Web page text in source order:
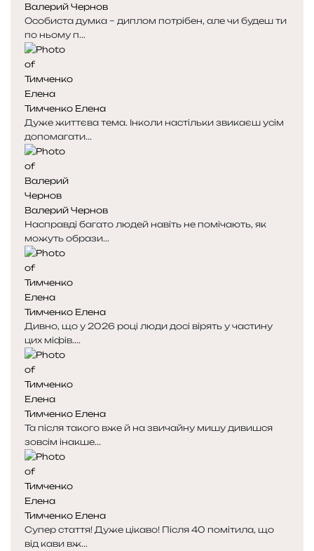
а
а
Валерий Чернов
Особиста думка – диплом потрібен, але чи будеш ти
по ньому п...
Тимченко Елена
Дуже життєва тема. Інколи настільки звикаєш усім
допомагати...
Валерий Чернов
Насправді багато людей навіть не помічають, як
можуть образи...
Тимченко Елена
Дивно, що у 2026 році люди досі вірять у частину
цих міфів....
Тимченко Елена
Та після такого вже й на звичайну мишу дивишся
зовсім інакше...
Тимченко Елена
Супер стаття! Дуже цікаво! Після 40 помітила, що
від кави вж...